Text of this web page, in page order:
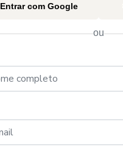
Entrar com Google
ou